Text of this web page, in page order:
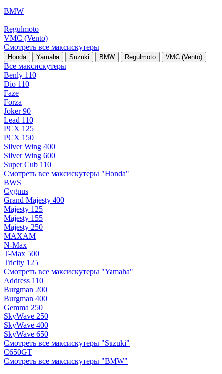
BMW
Regulmoto
VMC (Vento)
Смотреть все максискутеры
Honda Yamaha Suzuki BMW Regulmoto VMC (Vento)
Все максискутеры
Benly 110
Dio 110
Faze
Forza
Joker 90
Lead 110
PCX 125
PCX 150
Silver Wing 400
Silver Wing 600
Super Cub 110
Смотреть все максискутеры "Honda"
BWS
Cygnus
Grand Majesty 400
Majesty 125
Majesty 155
Majesty 250
MAXAM
N-Max
T-Max 500
Tricity 125
Смотреть все максискутеры "Yamaha"
Address 110
Burgman 200
Burgman 400
Gemma 250
SkyWave 250
SkyWave 400
SkyWave 650
Смотреть все максискутеры "Suzuki"
C650GT
Смотреть все максискутеры "BMW"